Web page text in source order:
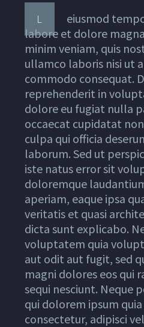
L
eiusmod
labore et dolore
minim veniam, quis
ullamco laboris nisi ut
commodo consequat.
reprehenderit in
dolore eu fugiat nulla
occaecat cupidatat
culpa qui officia
laborum. Sed ut
iste natus error sit
doloremque
aperiam, eaque ipsa
veritatis et quasi
dicta sunt explicabo.
voluptatem quia
aut odit aut fugit, sed
magni dolores eos qui
sequi nesciunt. Neque
qui dolorem ipsum
consectetur, adipisci